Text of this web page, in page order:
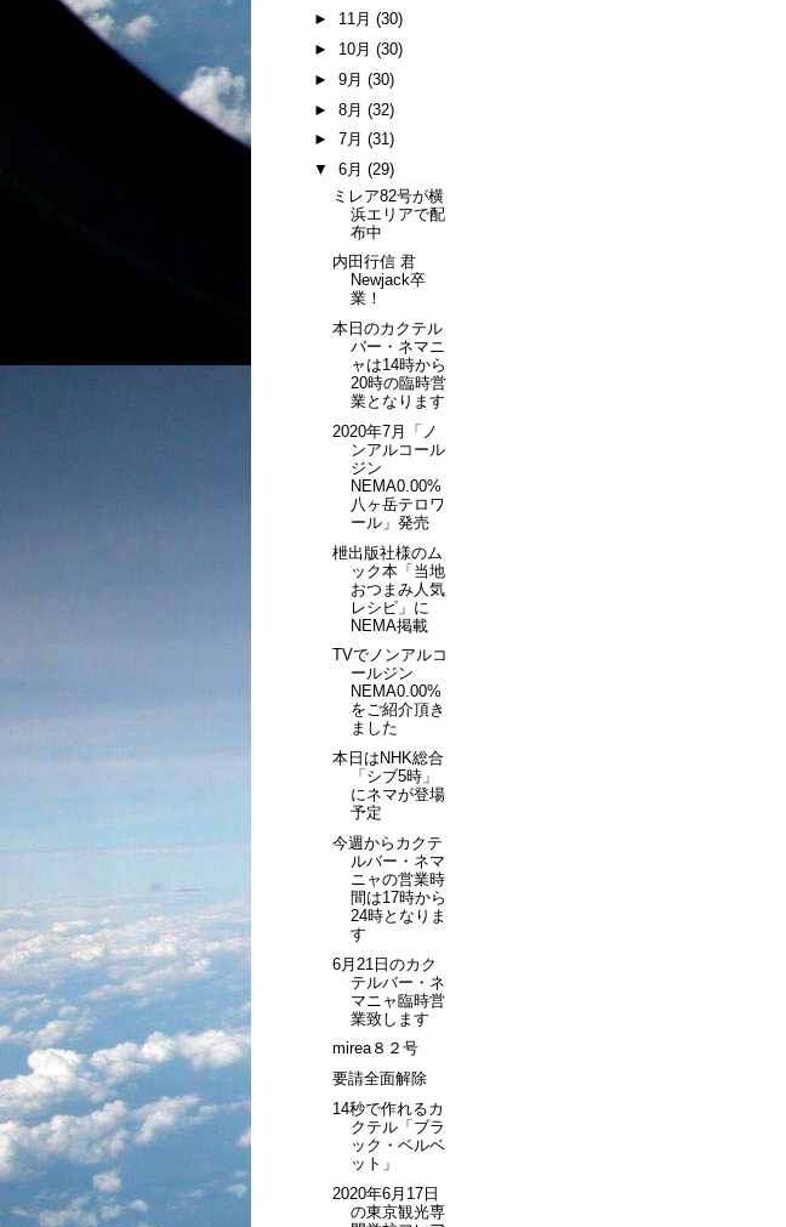
► 11月 (30)
► 10月 (30)
► 9月 (30)
► 8月 (32)
► 7月 (31)
▼ 6月 (29)
ミレア82号が横
浜エリアで配
布中
内田行信 君
Newjack卒
業！
本日のカクテル
バー・ネマニ
ャは14時から
20時の臨時営
業となります
2020年7月「ノ
ンアルコール
ジン
NEMA0.00%
八ヶ岳テロワ
ール」発売
枻出版社様のム
ック本「当地
おつまみ人気
レシピ」に
NEMA掲載
TVでノンアルコ
ールジン
NEMA0.00%
をご紹介頂き
ました
本日はNHK総合
「シブ5時」
にネマが登場
予定
今週からカクテ
ルバー・ネマ
ニャの営業時
間は17時から
24時となりま
す
6月21日のカク
テルバー・ネ
マニャ臨時営
業致します
mirea８２号
要請全面解除
14秒で作れるカ
クテル「ブラ
ック・ベルベ
ット」
2020年6月17日
の東京観光専